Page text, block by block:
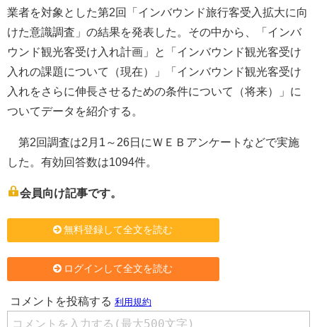
業者を対象とした第2回「インバウンド旅行客受入拡大に向
けた意識調査」の結果を発表した。その中から、「インバ
ウンド観光客受け入れ計画」と「インバウンド観光客受け
入れの課題について（現在）」「インバウンド観光客受け
入れをさらに伸長させるための条件について（将来）」に
ついてデータを紹介する。
第2回調査は2月1～26日にＷＥＢアンケートなどで実施
した。有効回答数は1094件。
会員向け記事です。
無料登録して全文を読む
ログインして全文を読む